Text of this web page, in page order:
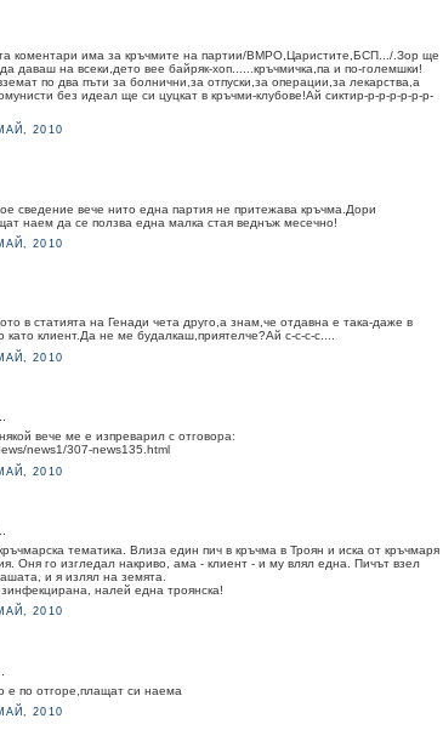
коментари има за кръчмите на партии/ВМРО,Царистите,БСП.../.Зор ще
даваш на всеки,дето вее байряк-хоп......кръчмичка,па и по-големшки!
по два пъти за болнични,за отпуски,за операции,за лекарства,а
без идеал ще си цуцкат в кръчми-клубове!Ай сиктир-р-р-р-р-р-р-
2010
сведение вече нито една партия не притежава кръчма.Дори
наем да се ползва една малка стая веднъж месечно!
2010
в статията на Генади чета друго,а знам,че отдавна е така-даже в
като клиент.Да не ме будалкаш,приятелче?Ай с-с-с-с....
2010
вече ме е изпреварил с отговора:
news1/307-news135.html
2010
тематика. Влиза един пич в кръчма в Троян и иска от кръчмаря
Оня го изгледал накриво, ама - клиент - и му влял една. Пичът взел
и я излял на земята.
налей една троянска!
2010
е по отгоре,плащат си наема
2010